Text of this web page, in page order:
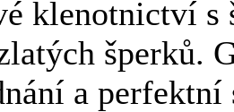
klenotnictví s
šperků.
a perfektní